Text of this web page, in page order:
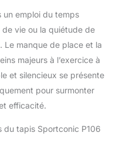
emploi du temps
vie ou la quiétude de
manque de place et la
majeurs à l’exercice à
et silencieux se présente
pour surmonter
efficacité.
du tapis Sportconic P106